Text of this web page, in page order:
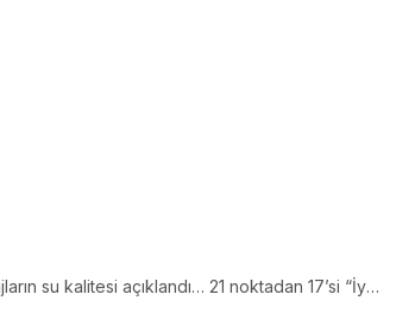
su kalitesi açıklandı… 21 noktadan 17’si “İyi”